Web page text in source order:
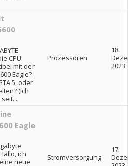
CPU:
mit der
Eagle?
5, oder
(Ich
Prozessoren
18.
2023
Eagle
ich
neue
Stromversorgung
17.